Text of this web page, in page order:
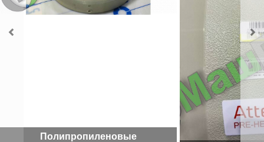
Полипропиленовые